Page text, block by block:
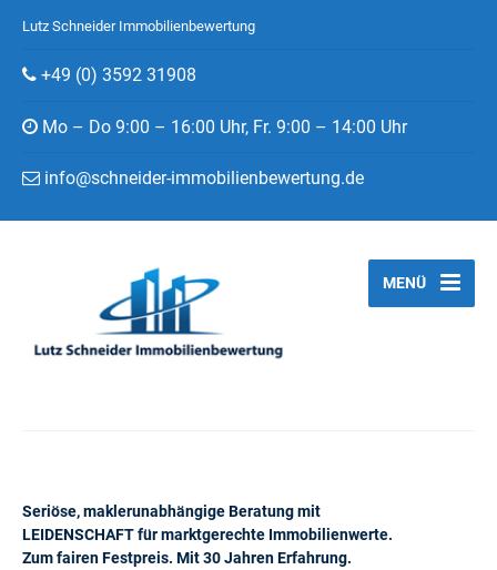
Lutz Schneider Immobilienbewertung
+49 (0) 3592 31908
Mo – Do 9:00 – 16:00 Uhr, Fr. 9:00 – 14:00 Uhr
info@schneider-immobilienbewertung.de
Seriöse, maklerunabhängige Beratung mit
LEIDENSCHAFT für marktgerechte Immobilienwerte.
Zum fairen Festpreis. Mit 30 Jahren Erfahrung.
MENÜ